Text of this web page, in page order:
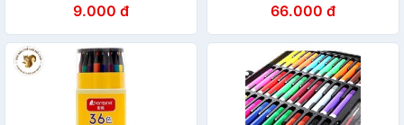
9.000 đ 66.000 đ